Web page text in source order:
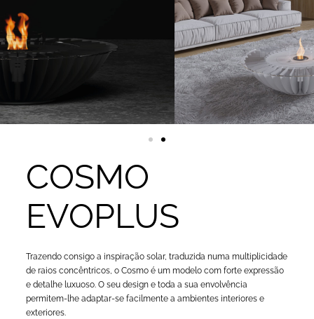
COSMO
EVOPLUS
Trazendo consigo a inspiração solar, traduzida numa multiplicidade
de raios concêntricos, o Cosmo é um modelo com forte expressão
e detalhe luxuoso. O seu design e toda a sua envolvência
permitem-lhe adaptar-se facilmente a ambientes interiores e
exteriores.